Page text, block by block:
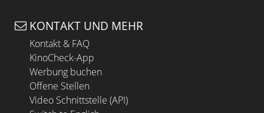
KONTAKT UND MEHR
Kontakt & FAQ
KinoCheck-App
Werbung buchen
Offene Stellen
Video Schnittstelle (API)